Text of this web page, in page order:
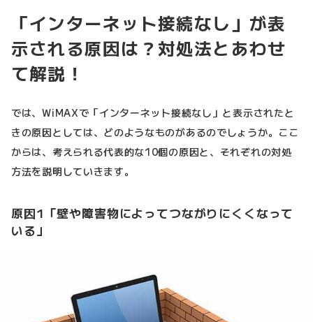
「インターネット接続なし」が表
示される原因は？対処法とあわせ
て解説！
では、WiMAXで「インターネット接続なし」と表示されたと
きの原因としては、どのようなものがあるのでしょうか。ここ
からは、考えられる代表的な10個の原因と、それぞれの対処
方法を説明していきます。
原因1「壁や障害物によってつながりにくくなって
いる」